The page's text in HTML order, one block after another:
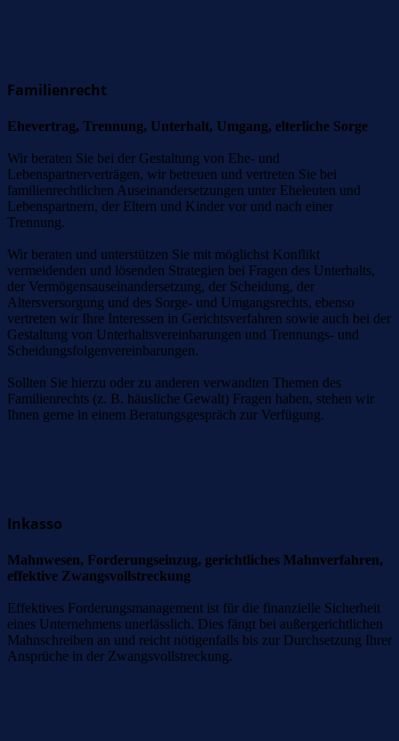
Familienrecht
Ehevertrag, Trennung, Unterhalt, Umgang, elterliche Sorge
Wir beraten Sie bei der Gestaltung von Ehe- und
Lebenspartnerverträgen, wir betreuen und vertreten Sie bei
familienrechtlichen Auseinandersetzungen unter Eheleuten und
Lebenspartnern, der Eltern und Kinder vor und nach einer
Trennung.
Wir beraten und unterstützen Sie mit möglichst Konflikt
vermeidenden und lösenden Strategien bei Fragen des Unterhalts,
der Vermögensauseinandersetzung, der Scheidung, der
Altersversorgung und des Sorge- und Umgangsrechts, ebenso
vertreten wir Ihre Interessen in Gerichtsverfahren sowie auch bei der
Gestaltung von Unterhaltsvereinbarungen und Trennungs- und
Scheidungsfolgenvereinbarungen.
Sollten Sie hierzu oder zu anderen verwandten Themen des
Familienrechts (z. B. häusliche Gewalt) Fragen haben, stehen wir
Ihnen gerne in einem Beratungsgespräch zur Verfügung.
Inkasso
Mahnwesen, Forderungseinzug, gerichtliches Mahnverfahren,
effektive Zwangsvollstreckung
Effektives Forderungsmanagement ist für die finanzielle Sicherheit
eines Unternehmens unerlässlich. Dies fängt bei außergerichtlichen
Mahnschreiben an und reicht nötigenfalls bis zur Durchsetzung Ihrer
Ansprüche in der Zwangsvollstreckung.